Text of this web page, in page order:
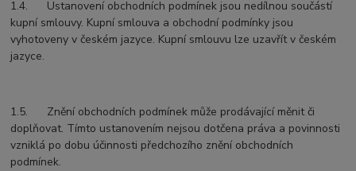
1.4. Ustanovení obchodních podmínek jsou nedílnou součástí
kupní smlouvy. Kupní smlouva a obchodní podmínky jsou
vyhotoveny v českém jazyce. Kupní smlouvu lze uzavřít v českém
jazyce.
1.5. Znění obchodních podmínek může prodávající měnit či
doplňovat. Tímto ustanovením nejsou dotčena práva a povinnosti
vzniklá po dobu účinnosti předchozího znění obchodních
podmínek.